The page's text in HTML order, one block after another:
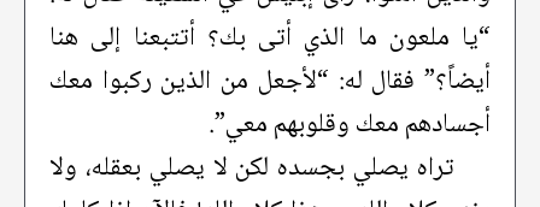
“يا ملعون ما الذي أتى بك؟ أتتبعنا إلى هنا
أيضاً؟” فقال له: “لأجعل من الذين ركبوا معك
أجسادهم معك وقلوبهم معي”.
تراه يصلي بجسده لكن لا يصلي بعقله، ولا